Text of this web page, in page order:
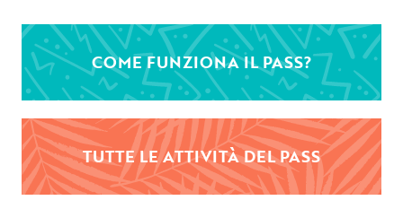
COME FUNZIONA IL PASS?
TUTTE LE ATTIVITÀ DEL PASS